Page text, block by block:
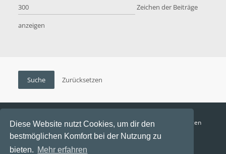
Diese Website nutzt Cookies, um dir den
bestmöglichen Komfort bei der Nutzung zu
bieten. Mehr erfahren
Zeichen der Beiträge
anzeigen
Funga Austria FAQ Datenschutz
Nutzungsbedingungen
Alle Zeiten sind UTC+02:00
Aktuelle Zeit: 10. August 2026, 12:10